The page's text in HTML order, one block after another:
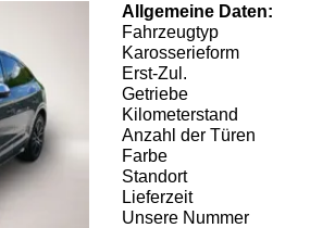
Allgemeine Daten:
Fahrzeugtyp
Karosserieform
Erst-Zul.
Getriebe
Kilometerstand
Anzahl der Türen
Farbe
Standort
Lieferzeit
Unsere Nummer